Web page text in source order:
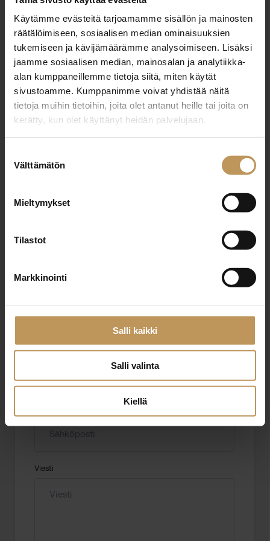
Käytämme evästeitä tarjoamamme sisällön ja mainosten
räätälöimiseen, sosiaalisen median ominaisuuksien
tukemiseen ja kävijämäärämme analysoimiseen. Lisäksi
jaamme sosiaalisen median, mainosalan ja analytiikka-
alan kumppaneillemme tietoja siitä, miten käytät
sivustoamme. Kumppanimme voivat yhdistää näitä
tietoja muihin tietoihin, joita olet antanut heille tai joita on
kerätty, kun olet käyttänyt heidän palvelujaan.
valinta
Välttämätön
Mieltymykset
Tilastot
Markkinointi
Salli kaikki
Salli valinta
Kiellä
OTA YHTEYTTÄ
Miten voin auttaa
asuntoasioissa?
Jätä yhteystietosi, niin otan yhteyttä
Kadri-Ann Öunap
"*" näyttää pakolliset kentät
Viesti